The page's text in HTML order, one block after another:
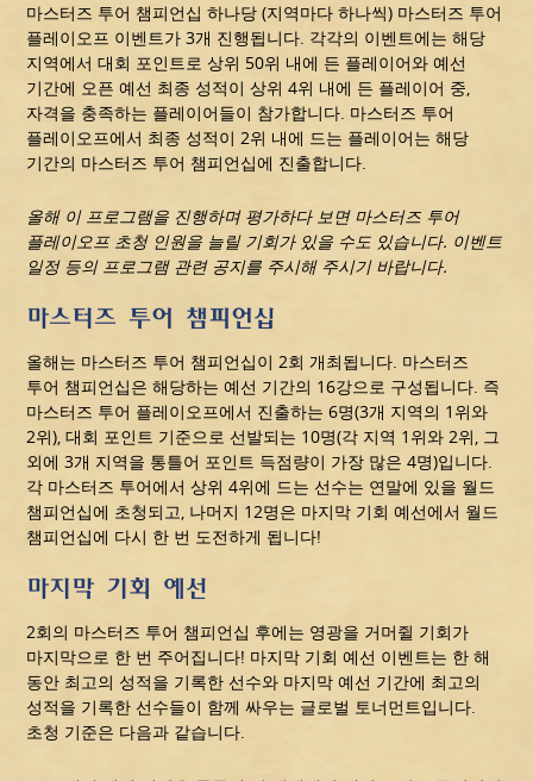
마스터즈 투어 챔피언십 하나당 (지역마다 하나씩) 마스터즈 투어
플레이오프 이벤트가 3개 진행됩니다. 각각의 이벤트에는 해당
지역에서 대회 포인트로 상위 50위 내에 든 플레이어와 예선
기간에 오픈 예선 최종 성적이 상위 4위 내에 든 플레이어 중,
자격을 충족하는 플레이어들이 참가합니다. 마스터즈 투어
플레이오프에서 최종 성적이 2위 내에 드는 플레이어는 해당
기간의 마스터즈 투어 챔피언십에 진출합니다.
올해 이 프로그램을 진행하며 평가하다 보면 마스터즈 투어
플레이오프 초청 인원을 늘릴 기회가 있을 수도 있습니다. 이벤트
일정 등의 프로그램 관련 공지를 주시해 주시기 바랍니다.
마스터즈 투어 챔피언십
올해는 마스터즈 투어 챔피언십이 2회 개최됩니다. 마스터즈
투어 챔피언십은 해당하는 예선 기간의 16강으로 구성됩니다. 즉
마스터즈 투어 플레이오프에서 진출하는 6명(3개 지역의 1위와
2위), 대회 포인트 기준으로 선발되는 10명(각 지역 1위와 2위, 그
외에 3개 지역을 통틀어 포인트 득점량이 가장 많은 4명)입니다.
각 마스터즈 투어에서 상위 4위에 드는 선수는 연말에 있을 월드
챔피언십에 초청되고, 나머지 12명은 마지막 기회 예선에서 월드
챔피언십에 다시 한 번 도전하게 됩니다!
마지막 기회 예선
2회의 마스터즈 투어 챔피언십 후에는 영광을 거머쥘 기회가
마지막으로 한 번 주어집니다! 마지막 기회 예선 이벤트는 한 해
동안 최고의 성적을 기록한 선수와 마지막 예선 기간에 최고의
성적을 기록한 선수들이 함께 싸우는 글로벌 토너먼트입니다.
초청 기준은 다음과 같습니다.